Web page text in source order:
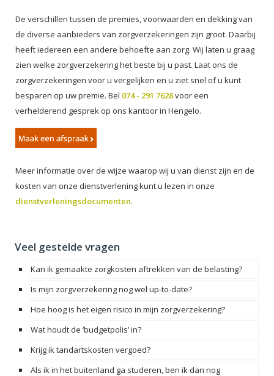
De verschillen tussen de premies, voorwaarden en dekking van
de diverse aanbieders van zorgverzekeringen zijn groot. Daarbij
heeft iedereen een andere behoefte aan zorg. Wij laten u graag
zien welke zorgverzekering het beste bij u past. Laat ons de
zorgverzekeringen voor u vergelijken en u ziet snel of u kunt
besparen op uw premie. Bel 074 - 291 7628voor een
verhelderend gesprek op ons kantoor in Hengelo.
Meer informatie over de wijze waarop wij u van dienst zijn en de
kosten van onze dienstverlening kunt u lezen in onze
dienstverleningsdocumenten.
Veel gestelde vragen
Kan ik gemaakte zorgkosten aftrekken van de belasting?
Is mijn zorgverzekering nog wel up-to-date?
Hoe hoog is het eigen risico in mijn zorgverzekering?
Wat houdt de ‘budgetpolis’ in?
Krijg ik tandartskosten vergoed?
Als ik in het buitenland ga studeren, ben ik dan nog